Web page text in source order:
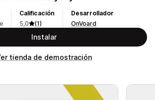
Calificación
5,0
(1)
Desarrollador
OnVoard
Instalar
tienda de demostración